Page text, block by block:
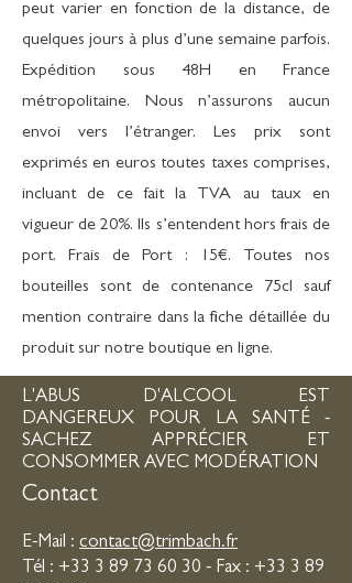
peut varier en fonction de la distance, de
quelques jours à plus d’une semaine parfois.
Expédition sous 48H en France
métropolitaine. Nous n’assurons aucun
envoi vers l’étranger. Les prix sont
exprimés en euros toutes taxes comprises,
incluant de ce fait la TVA au taux en
vigueur de 20%. Ils s’entendent hors frais de
port. Frais de Port : 15€. Toutes nos
bouteilles sont de contenance 75cl sauf
mention contraire dans la fiche détaillée du
produit sur notre boutique en ligne.
L'ABUS D'ALCOOL EST
DANGEREUX POUR LA SANTÉ -
SACHEZ APPRÉCIER ET
CONSOMMER AVEC MODÉRATION
Contact
E-Mail : contact@trimbach.fr
Tél : +33 3 89 73 60 30 - Fax : +33 3 89